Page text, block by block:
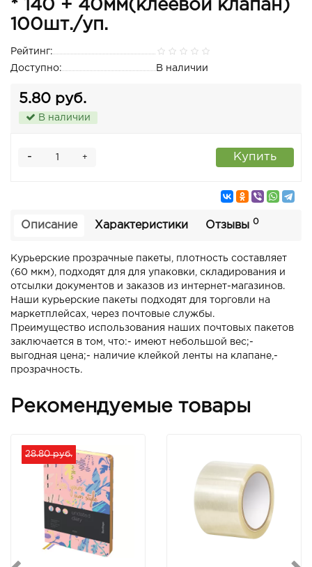
* 140 + 40мм(клеевой клапан)
100шт./уп.
Рейтинг:
Доступно:
В наличии
5.80 руб.
В наличии
+
- Купить
Описание Характеристики Отзывы 0
Курьерские прозрачные пакеты, плотность составляет
(60 мкм), подходят для для упаковки, складирования и
отсылки документов и заказов из интернет-магазинов.
Наши курьерские пакеты подходят для торговли на
маркетплейсах, через почтовые службы.
Преимущество использования наших почтовых пакетов
заключается в том, что:- имеют небольшой вес;-
выгодная цена;- наличие клейкой ленты на клапане,-
прозрачность.
Рекомендуемые товары
28.80 руб.